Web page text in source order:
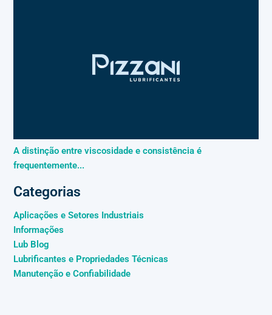
A distinção entre viscosidade e consistência é
frequentemente...
Categorias
Aplicações e Setores Industriais
Informações
Lub Blog
Lubrificantes e Propriedades Técnicas
Manutenção e Confiabilidade